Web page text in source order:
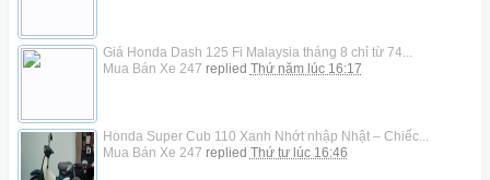
Giá Honda Dash 125 Fi Malaysia tháng 8 chỉ từ 74...
Mua Bán Xe 247 replied Thứ năm lúc 16:17
Honda Super Cub 110 Xanh Nhớt nhập Nhật – Chiếc...
Mua Bán Xe 247 replied Thứ tư lúc 16:46